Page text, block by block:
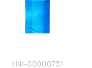
НФ-00000731